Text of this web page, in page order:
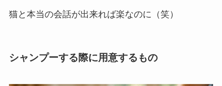
猫と本当の会話が出来れば楽なのに（笑）
シャンプーする際に用意するもの